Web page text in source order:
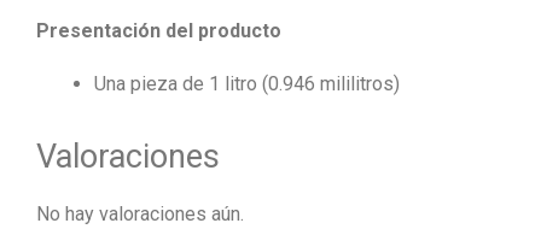
Presentación del producto
Una pieza de 1 litro (0.946 mililitros)
Valoraciones
No hay valoraciones aún.